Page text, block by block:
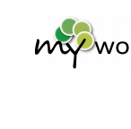
Inhalt
springen